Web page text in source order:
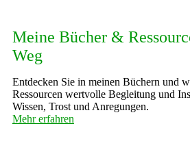
Meine Bücher &
Weg
Entdecken Sie in meinen Büchern und
Ressourcen wertvolle Begleitung und
Wissen, Trost und Anregungen.
Mehr erfahren